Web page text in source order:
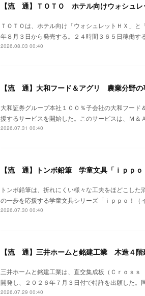
【流 通】ＴＯＴＯ ホテル向けウォシュレ
ＴＯＴＯは、ホテル向け「ウォシュレットＨＸ」
年８月３日から発売する。２４時間３６５日稼働
2026.08.03 00:40
【流 通】大和フード＆アグリ 農業分野の
大和証券グループ本社１００％子会社の大和フー
援するサービスを開始した。このサービスは、Ｍ
2026.07.31 00:40
【流 通】トンボ鉛筆 学童文具「ｉｐｐｏ
トンボ鉛筆は、折れにくい様々な工夫をほどこし
の一歩を応援する学童文具シリーズ「ｉｐｐｏ！
2026.07.30 00:40
【流 通】三井ホームと銘建工業 木造４階
三井ホームと銘建工業は、直交集成板（Ｃｒｏ
開発し、２０２６年７月３日付で特許を出願した
2026.07.29 00:40